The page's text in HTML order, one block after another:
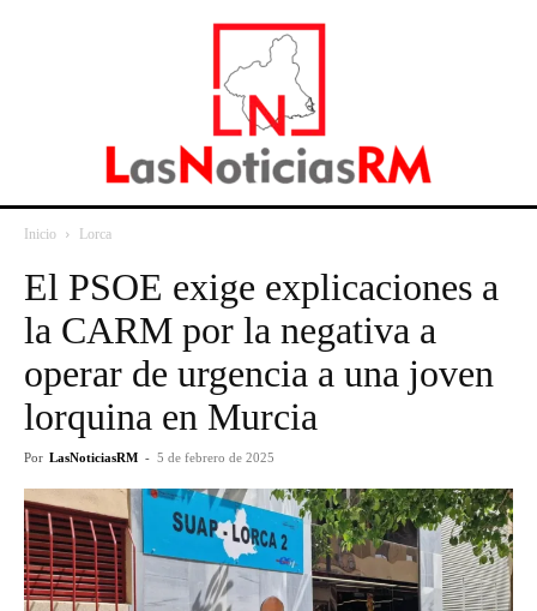
Inicio Lorca
El PSOE exige explicaciones a
la CARM por la negativa a
operar de urgencia a una joven
lorquina en Murcia
Por LasNoticiasRM - 5 de febrero de 2025